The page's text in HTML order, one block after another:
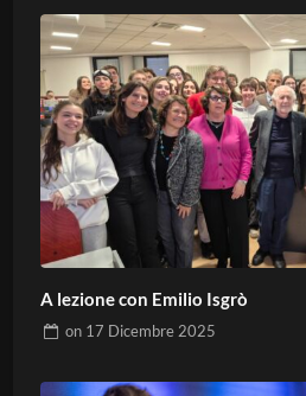
A lezione con Emilio Isgrò
on 17 Dicembre 2025